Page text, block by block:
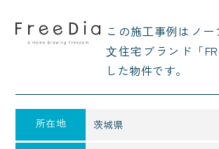
この施⼯事例はノ
⽂住宅ブランド「
した物件です。
所在地 茨城県